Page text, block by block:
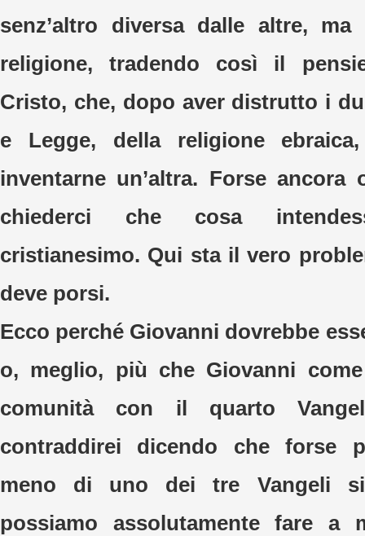
senz’altro diversa dalle altre,
religione, tradendo così il
Cristo, che, dopo aver distrutto i
e Legge, della religione
inventarne un’altra. Forse
chiederci che cosa
cristianesimo. Qui sta il vero
deve porsi.
Ecco perché Giovanni dovrebbe
o, meglio, più che Giovanni
comunità con il quarto
contraddirei dicendo che forse
meno di uno dei tre Vangeli
possiamo assolutamente fare a